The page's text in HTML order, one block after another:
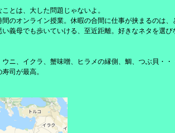
とは、大した問題じゃないよ。
オンライン授業。休暇の合間に仕事が挟まるのは
義母でも歩いていける、至近距離。好きなネタを選
、イクラ、蟹味噌、ヒラメの縁側、鯛、つぶ貝・・
司が最高。